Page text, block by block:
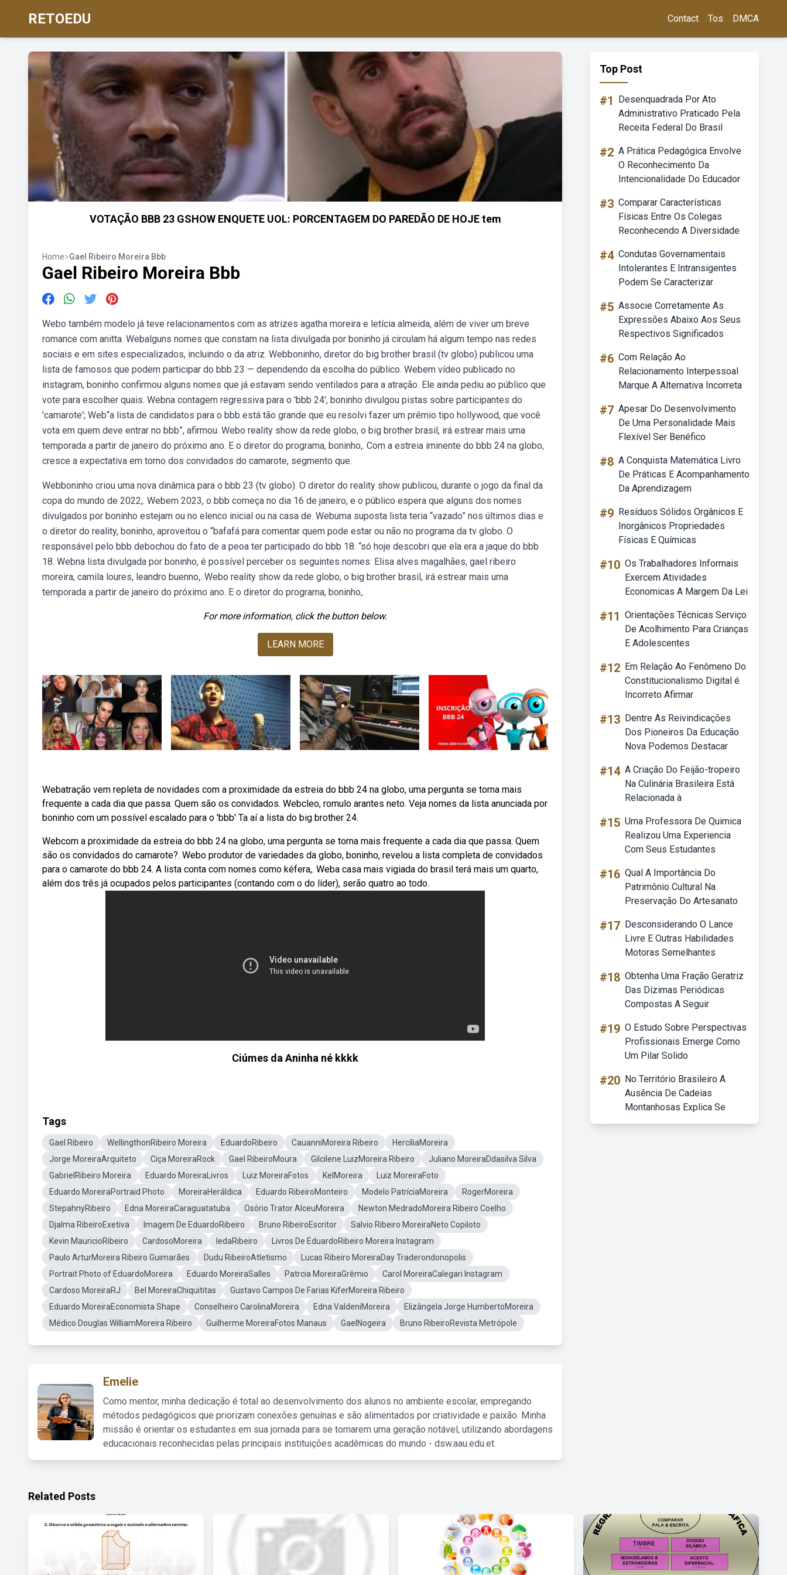
RETOEDU Contact Tos DMCA
VOTAÇÃO BBB 23 GSHOW ENQUETE UOL: PORCENTAGEM DO PAREDÃO DE HOJE tem
Home>Gael Ribeiro Moreira Bbb
Gael Ribeiro Moreira Bbb
Webo também modelo já teve relacionamentos com as atrizes agatha moreira e letícia almeida, além de viver um breve
romance com anitta. Webalguns nomes que constam na lista divulgada por boninho já circulam há algum tempo nas redes
sociais e em sites especializados, incluindo o da atriz. Webboninho, diretor do big brother brasil (tv globo) publicou uma
lista de famosos que podem participar do bbb 23 — dependendo da escolha do público. Webem vídeo publicado no
instagram, boninho confirmou alguns nomes que já estavam sendo ventilados para a atração. Ele ainda pediu ao público que
vote para escolher quais. Webna contagem regressiva para o 'bbb 24', boninho divulgou pistas sobre participantes do
'camarote'; Web“a lista de candidatos para o bbb está tão grande que eu resolvi fazer um prêmio tipo hollywood, que você
vota em quem deve entrar no bbb”, afirmou. Webo reality show da rede globo, o big brother brasil, irá estrear mais uma
temporada a partir de janeiro do próximo ano. E o diretor do programa, boninho,. Com a estreia iminente do bbb 24 na globo,
cresce a expectativa em torno dos convidados do camarote, segmento que.
Webboninho criou uma nova dinâmica para o bbb 23 (tv globo). O diretor do reality show publicou, durante o jogo da final da
copa do mundo de 2022,. Webem 2023, o bbb começa no dia 16 de janeiro, e o público espera que alguns dos nomes
divulgados por boninho estejam ou no elenco inicial ou na casa de. Webuma suposta lista teria “vazado” nos últimos dias e
o diretor do reality, boninho, aproveitou o “bafafá para comentar quem pode estar ou não no programa da tv globo. O
responsável pelo bbb debochou do fato de a peoa ter participado do bbb 18. “só hoje descobri que ela era a jaque do bbb
18. Webna lista divulgada por boninho, é possível perceber os seguintes nomes: Elisa alves magalhães, gael ribeiro
moreira, camila loures, leandro buenno,. Webo reality show da rede globo, o big brother brasil, irá estrear mais uma
temporada a partir de janeiro do próximo ano. E o diretor do programa, boninho,.
For more information, click the button below.
LEARN MORE
Webatração vem repleta de novidades com a proximidade da estreia do bbb 24 na globo, uma pergunta se torna mais
frequente a cada dia que passa: Quem são os convidados. Webcleo, romulo arantes neto. Veja nomes da lista anunciada por
boninho com um possível escalado para o 'bbb' Ta aí a lista do big brother 24.
Webcom a proximidade da estreia do bbb 24 na globo, uma pergunta se torna mais frequente a cada dia que passa: Quem
são os convidados do camarote?. Webo produtor de variedades da globo, boninho, revelou a lista completa de convidados
para o camarote do bbb 24. A lista conta com nomes como kéfera,. Weba casa mais vigiada do brasil terá mais um quarto,
além dos três já ocupados pelos participantes (contando com o do líder), serão quatro ao todo.
Ciúmes da Aninha né kkkk
Tags
Gael Ribeiro WellingthonRibeiro Moreira EduardoRibeiro CauanniMoreira Ribeiro
HercíliaMoreira
Jorge MoreiraArquiteto
Ciça MoreiraRock Gael RibeiroMoura Gilcilene LuizMoreira Ribeiro
Juliano MoreiraDdasilva Silva
GabrielRibeiro Moreira
Eduardo MoreiraLivros Luiz MoreiraFotos KelMoreira
Luiz MoreiraFoto
Eduardo MoreiraPortraid Photo
MoreiraHeráldica Eduardo RibeiroMonteiro Modelo PatríciaMoreira
RogerMoreira
StepahnyRibeiro
Edna MoreiraCaraguatatuba Osório Trator AlceuMoreira
Newton MedradoMoreira Ribeiro Coelho
Djalma RibeiroExetiva
Imagem De EduardoRibeiro Bruno RibeiroEscritor
Salvio Ribeiro MoreiraNeto Copiloto
Kevin MauricioRibeiro
CardosoMoreira IedaRibeiro
Livros De EduardoRibeiro Moreira Instagram
Paulo ArturMoreira Ribeiro Guimarães
Dudu RibeiroAtletismo
Lucas Ribeiro MoreiraDay Traderondonopolis
Portrait Photo of EduardoMoreira
Eduardo MoreiraSalles Patrcia MoreiraGrêmio
Carol MoreiraCalegari Instagram
Cardoso MoreiraRJ
Bel MoreiraChiquititas
Gustavo Campos De Farias KiferMoreira Ribeiro
Eduardo MoreiraEconomista Shape
Conselheiro CarolinaMoreira Edna ValdeniMoreira
Elizângela Jorge HumbertoMoreira
Médico Douglas WilliamMoreira Ribeiro
Guilherme MoreiraFotos Manaus GaelNogeira Bruno RibeiroRevista Metrópole
Emelie
Como mentor, minha dedicação é total ao desenvolvimento dos alunos no ambiente escolar, empregando
métodos pedagógicos que priorizam conexões genuínas e são alimentados por criatividade e paixão. Minha
missão é orientar os estudantes em sua jornada para se tornarem uma geração notável, utilizando abordagens
educacionais reconhecidas pelas principais instituições acadêmicas do mundo - dsw.aau.edu.et.
Top Post
#1
Desenquadrada Por Ato
Administrativo Praticado Pela
Receita Federal Do Brasil
#2 A Prática Pedagógica Envolve
O Reconhecimento Da
Intencionalidade Do Educador
#3 Comparar Características
Físicas Entre Os Colegas
Reconhecendo A Diversidade
#4 Condutas Governamentais
Intolerantes E Intransigentes
Podem Se Caracterizar
#5 Associe Corretamente As
Expressões Abaixo Aos Seus
Respectivos Significados
#6 Com Relação Ao
Relacionamento Interpessoal
Marque A Alternativa Incorreta
#7 Apesar Do Desenvolvimento
De Uma Personalidade Mais
Flexível Ser Benéfico
#8 A Conquista Matemática Livro
De Práticas E Acompanhamento
Da Aprendizagem
#9 Resíduos Sólidos Orgânicos E
Inorgânicos Propriedades
Físicas E Químicas
#10 Os Trabalhadores Informais
Exercem Atividades
Economicas A Margem Da Lei
#11 Orientações Técnicas Serviço
De Acolhimento Para Crianças
E Adolescentes
#12 Em Relação Ao Fenômeno Do
Constitucionalismo Digital é
Incorreto Afirmar
#13 Dentre As Reivindicações
Dos Pioneiros Da Educação
Nova Podemos Destacar
#14 A Criação Do Feijão-tropeiro
Na Culinária Brasileira Está
Relacionada à
#15 Uma Professora De Quimica
Realizou Uma Experiencia
Com Seus Estudantes
#16 Qual A Importância Do
Patrimônio Cultural Na
Preservação Do Artesanato
#17 Desconsiderando O Lance
Livre E Outras Habilidades
Motoras Semelhantes
#18 Obtenha Uma Fração Geratriz
Das Dízimas Periódicas
Compostas A Seguir
#19 O Estudo Sobre Perspectivas
Profissionais Emerge Como
Um Pilar Solido
#20 No Território Brasileiro A
Ausência De Cadeias
Montanhosas Explica Se
Related Posts